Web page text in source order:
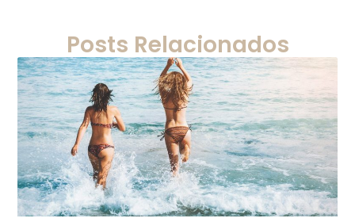
Posts Relacionados